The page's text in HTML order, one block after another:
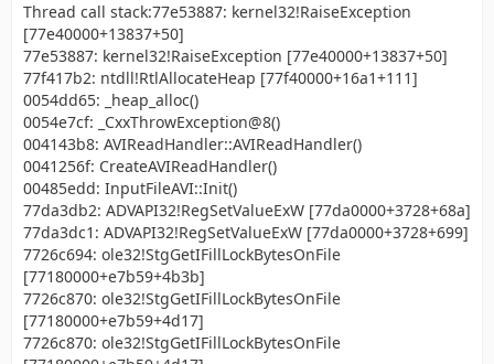
Thread call stack:77e53887: kernel32!RaiseException
[77e40000+13837+50]
77e53887: kernel32!RaiseException [77e40000+13837+50]
77f417b2: ntdll!RtlAllocateHeap [77f40000+16a1+111]
0054dd65: _heap_alloc()
0054e7cf: _CxxThrowException@8()
004143b8: AVIReadHandler::AVIReadHandler()
0041256f: CreateAVIReadHandler()
00485edd: InputFileAVI::Init()
77da3db2: ADVAPI32!RegSetValueExW [77da0000+3728+68a]
77da3dc1: ADVAPI32!RegSetValueExW [77da0000+3728+699]
7726c694: ole32!StgGetIFillLockBytesOnFile
[77180000+e7b59+4b3b]
7726c870: ole32!StgGetIFillLockBytesOnFile
[77180000+e7b59+4d17]
7726c870: ole32!StgGetIFillLockBytesOnFile